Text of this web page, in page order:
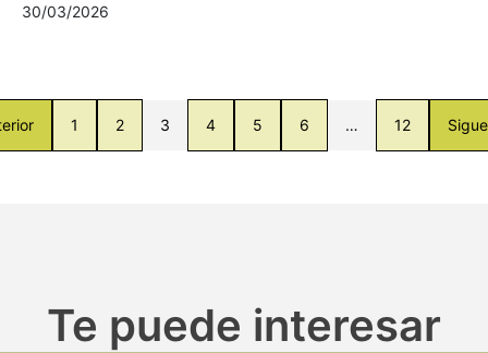
30/03/2026
1 2 3 4 5 6 … 12
Te puede interesar